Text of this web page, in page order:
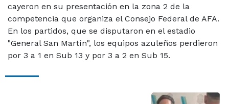
cayeron en su presentación en la zona 2 de la
competencia que organiza el Consejo Federal de AFA.
En los partidos, que se disputaron en el estadio
"General San Martín", los equipos azuleños perdieron
por 3 a 1 en Sub 13 y por 3 a 2 en Sub 15.